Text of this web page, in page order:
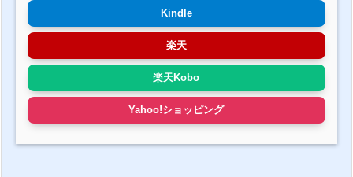
Kindle
楽天
楽天Kobo
Yahoo!ショッピング